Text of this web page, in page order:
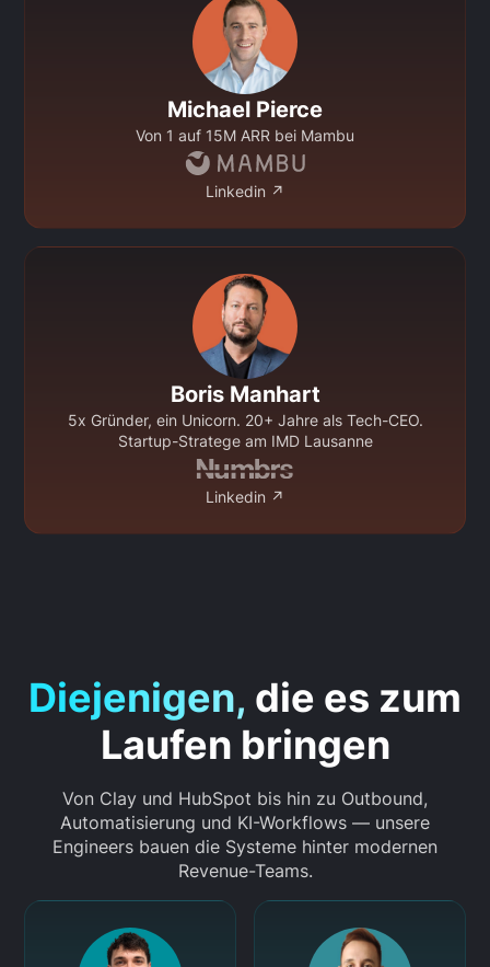
Michael Pierce
Von 1 auf 15M ARR bei Mambu
Linkedin ↗
Boris Manhart
5x Gründer, ein Unicorn. 20+ Jahre als Tech-CEO.
Startup-Stratege am IMD Lausanne
Linkedin ↗
Diejenigen, die es zum
Laufen bringen
Von Clay und HubSpot bis hin zu Outbound,
Automatisierung und KI-Workflows — unsere
Engineers bauen die Systeme hinter modernen
Revenue-Teams.